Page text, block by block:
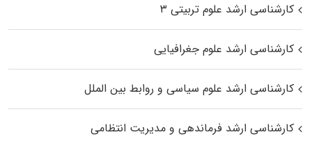
کارشناسی ارشد علوم تربیتی ۳
کارشناسی ارشد علوم جغرافیایی
کارشناسی ارشد علوم سیاسی و روابط بین الملل
کارشناسی ارشد فرماندهی و مدیریت انتظامی